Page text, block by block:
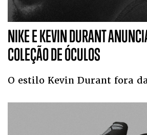
NIKE E KEVIN DURANT
COLEÇÃO DE ÓCULOS
O estilo Kevin Durant fora